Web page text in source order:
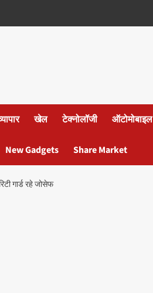
खेल टेक्नोलॉजी ऑटोमोबाइल
New Gadgets Share Market
गार्ड रहे जोसेफ